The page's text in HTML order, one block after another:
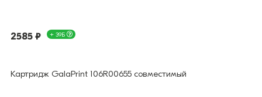
2585 ₽ + 39Б
Картридж GalaPrint 106R00655 совместимый